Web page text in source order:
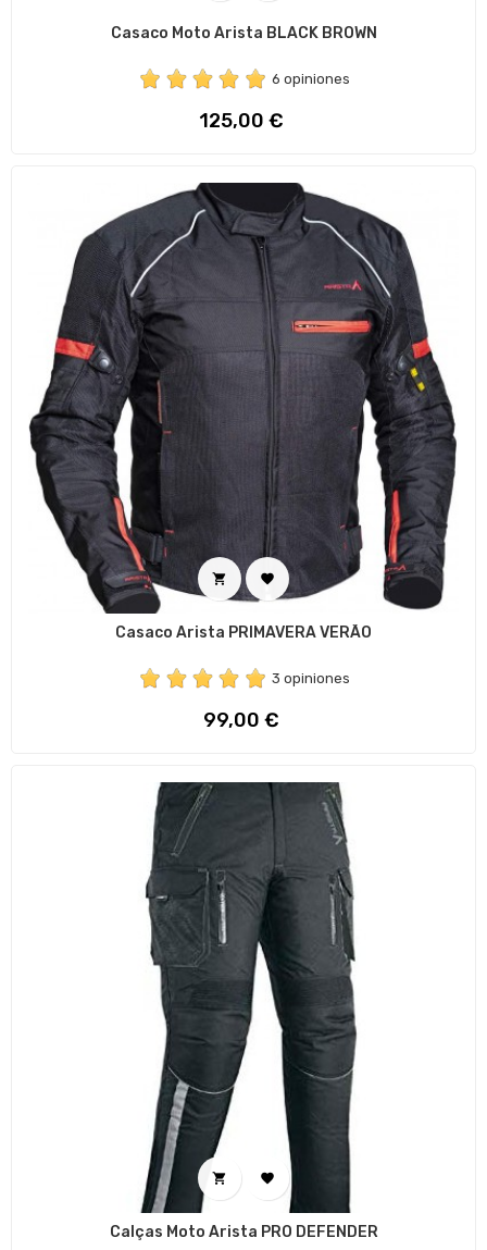
Casaco Moto Arista BLACK BROWN
6 opiniones
Preço
125,00 €
 
Casaco Arista PRIMAVERA VERÃO
3 opiniones
Preço
99,00 €
 
Calças Moto Arista PRO DEFENDER